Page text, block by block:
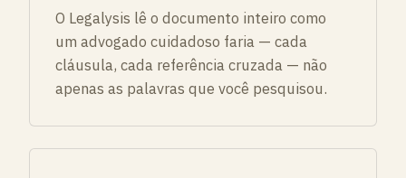
O Legalysis lê o documento inteiro como
um advogado cuidadoso faria — cada
cláusula, cada referência cruzada — não
apenas as palavras que você pesquisou.